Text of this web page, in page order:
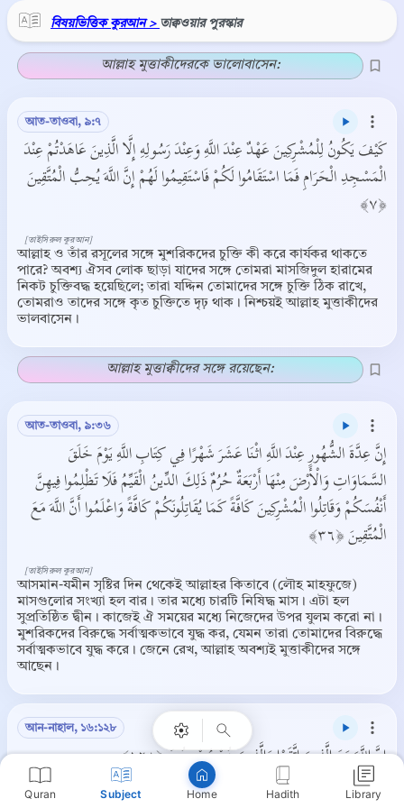
Quran Subject Home Hadith Library
বিষয়ভিত্তিক কুরআন > তাক্বওয়ার পুরস্কার
আল্লাহ মুত্তাকীদেরকে ভালোবাসেন:
আত-তাওবা, ৯:৭
كَيْفَ يَكُونُ لِلْمُشْرِكِينَ عَهْدٌ عِنْدَ اللَّهِ وَعِنْدَ رَسُولِهِ إِلَّا الَّذِينَ عَاهَدْتُمْ عِنْدَ
الْمَسْجِدِ الْحَرَامِ فَمَا اسْتَقَامُوا لَكُمْ فَاسْتَقِيمُوا لَهُمْ إِنَّ اللَّهَ يُحِبُّ الْمُتَّقِينَ
﴿٧﴾
আল্লাহ ও তাঁর রসূলের সঙ্গে মুশরিকদের চুক্তি কী করে কার্যকর থাকতে
পারে? অবশ্য ঐসব লোক ছাড়া যাদের সঙ্গে তোমরা মাসজিদুল হারামের
নিকট চুক্তিবদ্ধ হয়েছিলে; তারা যদ্দিন তোমাদের সঙ্গে চুক্তি ঠিক রাখে,
তোমরাও তাদের সঙ্গে কৃত চুক্তিতে দৃঢ় থাক। নিশ্চয়ই আল্লাহ মুত্তাকীদের
ভালবাসেন।
[তাইসিরুল কুরআন]
আল্লাহ মুত্তাক্বীদের সঙ্গে রয়েছেন:
আত-তাওবা, ৯:৩৬
إِنَّ عِدَّةَ الشُّهُورِ عِنْدَ اللَّهِ اثْنَا عَشَرَ شَهْرًا فِي كِتَابِ اللَّهِ يَوْمَ خَلَقَ
السَّمَاوَاتِ وَالْأَرْضَ مِنْهَا أَرْبَعَةٌ حُرُمٌ ذَلِكَ الدِّينُ الْقَيِّمُ فَلَا تَظْلِمُوا فِيهِنَّ
أَنْفُسَكُمْ وَقَاتِلُوا الْمُشْرِكِينَ كَافَّةً كَمَا يُقَاتِلُونَكُمْ كَافَّةً وَاعْلَمُوا أَنَّ اللَّهَ مَعَ
الْمُتَّقِينَ ﴿٣٦﴾
আসমান-যমীন সৃষ্টির দিন থেকেই আল্লাহর কিতাবে (লৌহ মাহফুজে)
মাসগুলোর সংখ্যা হল বার। তার মধ্যে চারটি নিষিদ্ধ মাস। এটা হল
সুপ্রতিষ্ঠিত দ্বীন। কাজেই ঐ সময়ের মধ্যে নিজেদের উপর যুলম করো না।
মুশরিকদের বিরুদ্ধে সর্বাত্মকভাবে যুদ্ধ কর, যেমন তারা তোমাদের বিরুদ্ধে
সর্বাত্মকভাবে যুদ্ধ করে। জেনে রেখ, আল্লাহ অবশ্যই মুত্তাকীদের সঙ্গে
আছেন।
[তাইসিরুল কুরআন]
আন-নাহাল, ১৬:১২৮
إِنَّ اللَّهَ مَعَ الَّذِينَ اتَّقَوْا وَالَّذِينَ هُمْ مُحْسِنُونَ ﴿١٢٨﴾
[তাইসিরুল কুরআন]
Copy